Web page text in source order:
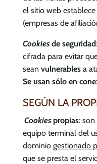
el sitio web
(empresas de
Cookiesde seguridad
cifrada para evitar
sean vulnerables a
Se usan sólo en
SEGÚN LA
Cookies propias: son
equipo terminal del
dominio gestionado
que se presta el